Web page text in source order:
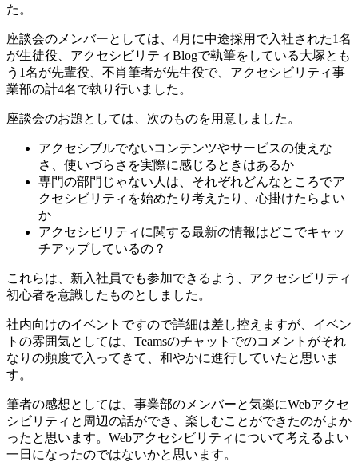
た。
座談会のメンバーとしては、4月に中途採用で入社された1名
が生徒役、アクセシビリティBlogで執筆をしている大塚とも
う1名が先輩役、不肖筆者が先生役で、アクセシビリティ事
業部の計4名で執り行いました。
座談会のお題としては、次のものを用意しました。
アクセシブルでないコンテンツやサービスの使えな
さ、使いづらさを実際に感じるときはあるか
専門の部門じゃない人は、それぞれどんなところでア
クセシビリティを始めたり考えたり、心掛けたらよい
か
アクセシビリティに関する最新の情報はどこでキャッ
チアップしているの？
これらは、新入社員でも参加できるよう、アクセシビリティ
初心者を意識したものとしました。
社内向けのイベントですので詳細は差し控えますが、イベン
トの雰囲気としては、Teamsのチャットでのコメントがそれ
なりの頻度で入ってきて、和やかに進行していたと思いま
す。
筆者の感想としては、事業部のメンバーと気楽にWebアクセ
シビリティと周辺の話ができ、楽しむことができたのがよか
ったと思います。Webアクセシビリティについて考えるよい
一日になったのではないかと思います。